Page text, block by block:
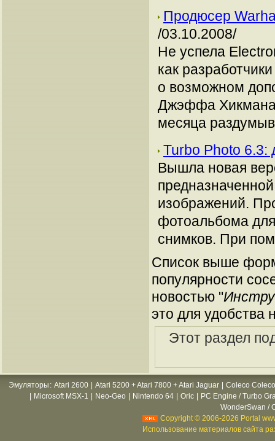
Продюсер
/03.10.2008/
Не успела
как
о возможном
Джэффа Хикмана
месяца
Turbo Photo
Вышла новая
изображений.
фотоальбома
снимков. При
Список выше
популярности
новостью "
это для удобства
Этот раздел
Эмуляторы : Atari 2600 Atari 5200 + Atari 7800 + Atari Jaguar
Coleco
Microsoft MSX-1 Neo-Geo Nintendo 64 Oric
PC Engine / Turbo
WonderSwan /
Copyright © 2006-2026 Portal
Использование материалов сайта